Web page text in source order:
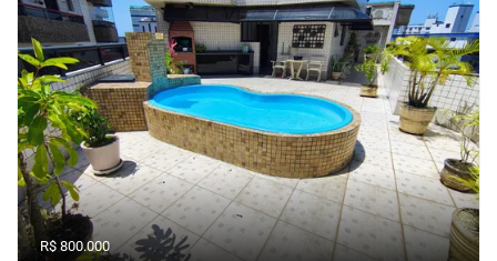
R$ 800.000